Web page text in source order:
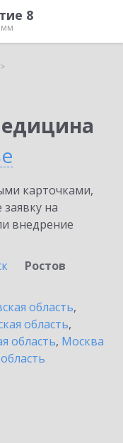
8
карточками,
на
внедрение
Ростов
область,
область,
область, Москва